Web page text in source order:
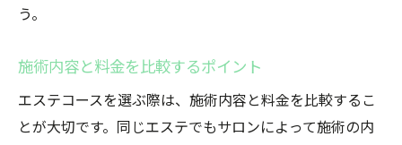
オーガニックトリートメントで心身の調和を探
る
オーガニックエステの魅力と効果
う。
施術内容と料金を比較するポイント
エステコースを選ぶ際は、施術内容と料金を比較するこ
とが大切です。同じエステでもサロンによって施術の内